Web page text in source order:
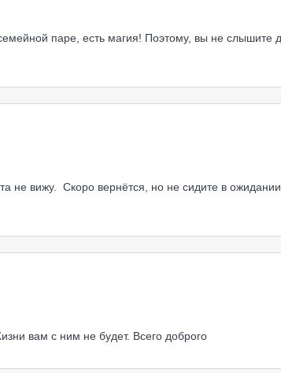
паре, есть магия! Поэтому, вы не слышите
не вижу. Скоро вернётся, но не сидите в
вам с ним не будет. Всего доброго